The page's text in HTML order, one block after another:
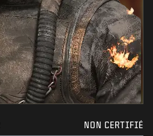
NON CERTIFIÉ